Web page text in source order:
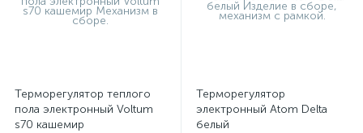
Терморегулятор теплого
пола электронный Voltum
s70 кашемир
Терморегулятор
электронный Atom Delta
белый